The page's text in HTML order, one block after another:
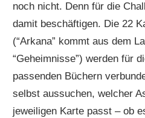
noch nicht. Denn für die
damit beschäftigen. Die 22
(“Arkana” kommt aus dem
“Geheimnisse”) werden für
passenden Büchern
selbst aussuchen, welcher
jeweiligen Karte passt – ob